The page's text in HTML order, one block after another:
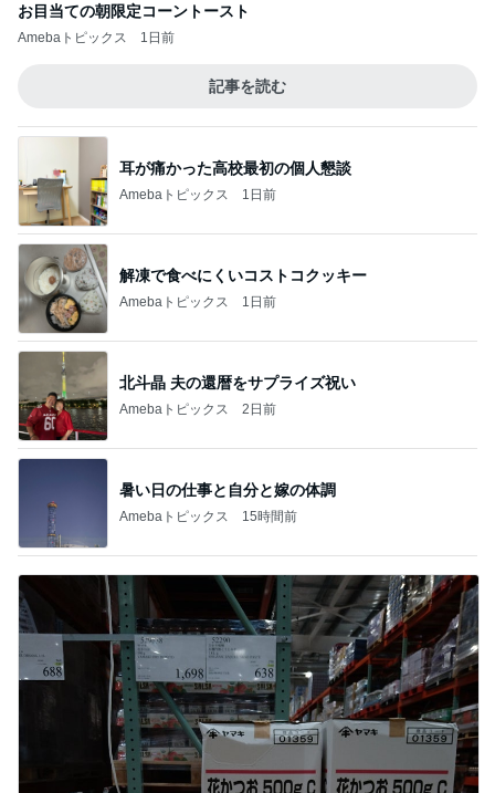
お目当ての朝限定コーントースト
Amebaトピックス 1日前
記事を読む
耳が痛かった高校最初の個人懇談
Amebaトピックス 1日前
解凍で食べにくいコストコクッキー
Amebaトピックス 1日前
北斗晶 夫の還暦をサプライズ祝い
Amebaトピックス 2日前
暑い日の仕事と自分と嫁の体調
Amebaトピックス 15時間前